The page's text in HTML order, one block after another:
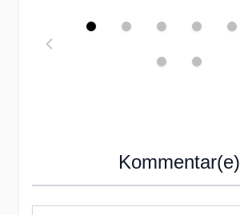
Kommentar(e)